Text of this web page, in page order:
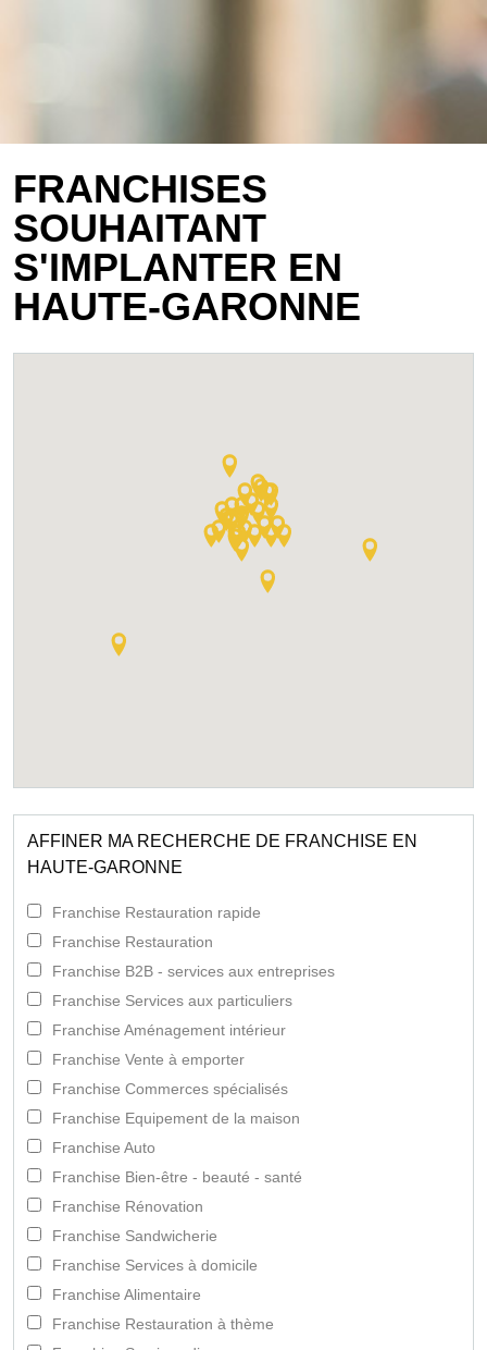
FRANCHISES
SOUHAITANT
S'IMPLANTER EN
HAUTE-GARONNE
AFFINER MA RECHERCHE DE FRANCHISE EN
HAUTE-GARONNE
Franchise Restauration rapide
Franchise Restauration
Franchise B2B - services aux entreprises
Franchise Services aux particuliers
Franchise Aménagement intérieur
Franchise Vente à emporter
Franchise Commerces spécialisés
Franchise Equipement de la maison
Franchise Auto
Franchise Bien-être - beauté - santé
Franchise Rénovation
Franchise Sandwicherie
Franchise Services à domicile
Franchise Alimentaire
Franchise Restauration à thème